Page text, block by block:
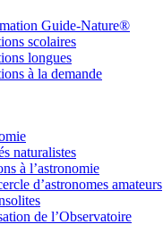
Guide-Nature®
scolaires
longues
à la demande
naturalistes
à l’astronomie
d’astronomes amateurs
de l’Observatoire